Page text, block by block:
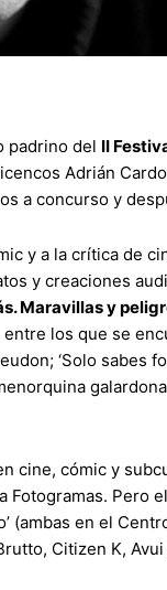
padrino del II
Adrián
a concurso y
y a la crítica de
y creaciones
Maravillas y
los que se
‘Solo sabes
cine, cómic y
Pero
en el
Citizen K,